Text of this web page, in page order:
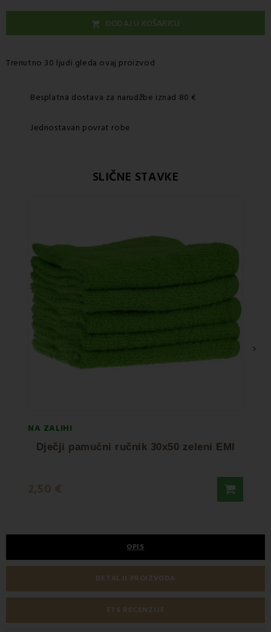
 DODAJ U KOŠARICU
Trenutno 30 ljudi gleda ovaj proizvod
Besplatna dostava za narudžbe iznad 80 €
Jednostavan povrat robe
SLIČNE STAVKE
NA ZALIHI
Dječji pamučni ručnik 30x50 zeleni EMI
2,50 €
›
OPIS
DETALJI PROIZVODA
ETS RECENZIJE